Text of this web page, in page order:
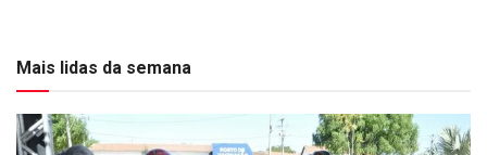
Mais lidas da semana